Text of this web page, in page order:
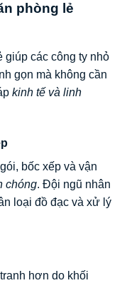
phòng lẻ
giúp các công ty nhỏ
gọn mà không cần
kinh tế và linh
bốc xếp và vận
chóng. Đội ngũ nhân
loại đồ đạc và xử lý
hơn do khối